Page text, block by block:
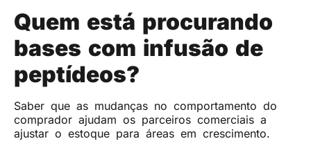
Quem está procurando
bases com infusão de
peptídeos?
Saber que as mudanças no comportamento do
comprador ajudam os parceiros comerciais a
ajustar o estoque para áreas em crescimento.